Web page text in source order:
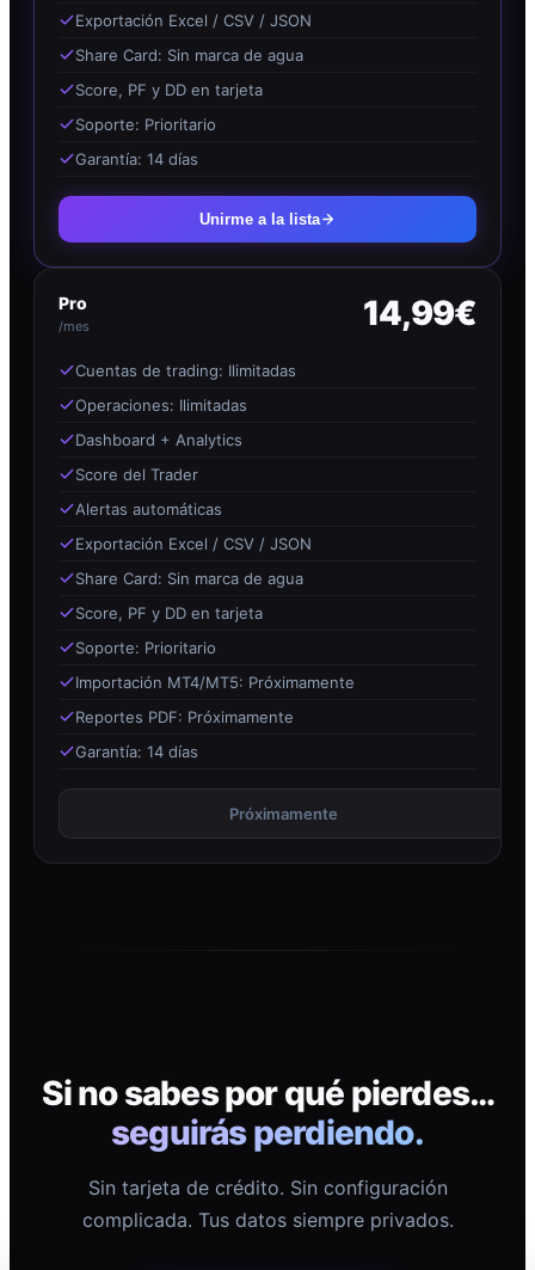
Exportación Excel / CSV / JSON
Share Card: Sin marca de agua
Score, PF y DD en tarjeta
Soporte: Prioritario
Garantía: 14 días
Unirme a la lista
Pro
/mes 14,99€
Cuentas de trading: Ilimitadas
Operaciones: Ilimitadas
Dashboard + Analytics
Score del Trader
Alertas automáticas
Exportación Excel / CSV / JSON
Share Card: Sin marca de agua
Score, PF y DD en tarjeta
Soporte: Prioritario
Importación MT4/MT5: Próximamente
Reportes PDF: Próximamente
Garantía: 14 días
Próximamente
Si no sabes por qué pierdes…
seguirás perdiendo.
Sin tarjeta de crédito. Sin configuración
complicada. Tus datos siempre privados.